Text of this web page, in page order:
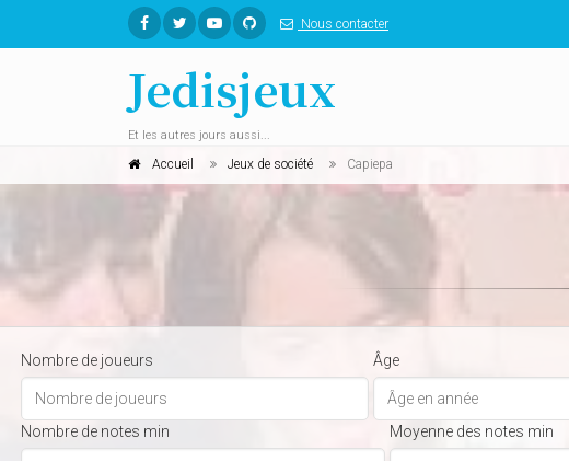
Nous contacter
Jedisjeux
Et les autres jours aussi...
Accueil Jeux de société Capiepa
Nombre de joueurs Âge
Nombre de notes min Moyenne des notes min